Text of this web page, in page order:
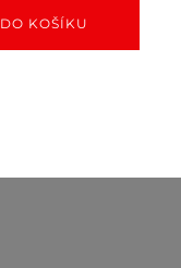
DO KOŠÍKU